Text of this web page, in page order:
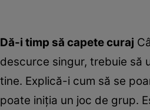
Dă-i timp să capete curaj
descurce singur, trebuie să
tine. Explică-i cum să se
poate iniţia un joc de grup.